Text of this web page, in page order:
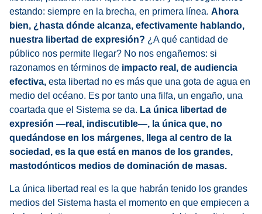
estando: siempre en la brecha, en primera línea. Ahora
bien, ¿hasta dónde alcanza, efectivamente hablando,
nuestra libertad de expresión? ¿A qué cantidad de
público nos permite llegar? No nos engañemos: si
razonamos en términos de impacto real, de audiencia
efectiva, esta libertad no es más que una gota de agua en
medio del océano. Es por tanto una filfa, un engaño, una
coartada que el Sistema se da. La única libertad de
expresión —real, indiscutible—, la única que, no
quedándose en los márgenes, llega al centro de la
sociedad, es la que está en manos de los grandes,
mastodónticos medios de dominación de masas.
La única libertad real es la que habrán tenido los grandes
medios del Sistema hasta el momento en que empiecen a